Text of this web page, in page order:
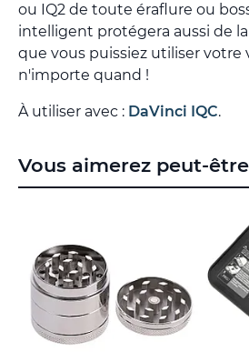
ou IQ2 de toute éraflure ou
intelligent protégera aussi de
que vous puissiez utiliser votre
n'importe quand !
À utiliser avec : DaVinci IQC.
Vous aimerez peut-être